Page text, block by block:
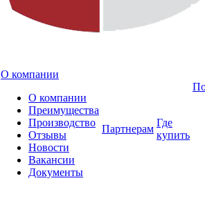
О компании
О компании
Преимущества
Производство
Отзывы
Новости
Вакансии
Документы
Партнерам
Где
купить